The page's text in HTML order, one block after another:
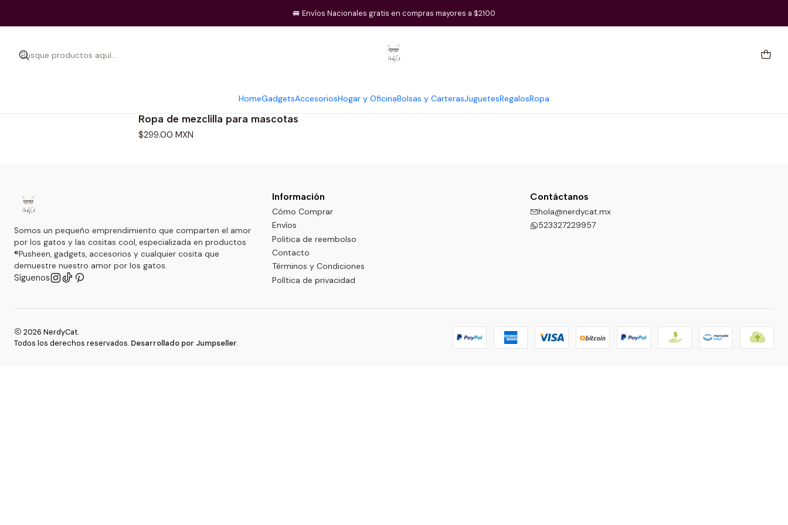
HomeGadgetsAccesoriosHogar y OficinaBolsas y CarterasJuguetesRegalosRopa
🚐 Envíos Nacionales gratis en compras mayores a $2100
Inicio Mascotas
Mascotas
Ropa de mezclilla para mascotas
$299.00 MXN
Somos un pequeño emprendimiento que comparten el amor
por los gatos y las cositas cool, especializada en productos
®Pusheen, gadgets, accesorios y cualquier cosita que
demuestre nuestro amor por los gatos.
Síguenos
Información
Cómo Comprar
Envíos
Politica de reembolso
Contacto
Términos y Condiciones
Política de privacidad
Contáctanos
hola@nerdycat.mx
523327229957
2026 NerdyCat.
Todos los derechos reservados. Desarrollado por Jumpseller.